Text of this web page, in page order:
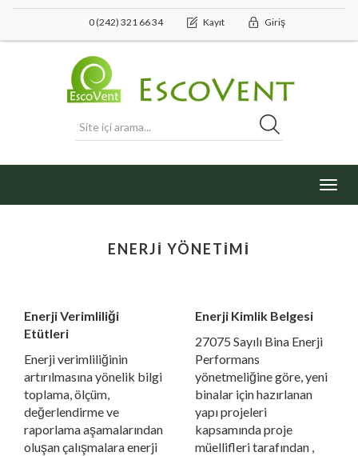
0 (242) 321 66 34 Kayıt Giriş
ENERJI YÖNETIMI
Enerji Verimliliği
Etütleri
Enerji verimliliğinin
artırılmasına yönelik bilgi
toplama, ölçüm,
değerlendirme ve
raporlama aşamalarından
oluşan çalışmalara enerji
Enerji Kimlik Belgesi
27075 Sayılı Bina Enerji
Performans
yönetmeliğine göre, yeni
binalar için hazırlanan
yapı projeleri
kapsamında proje
müellifleri tarafından ,